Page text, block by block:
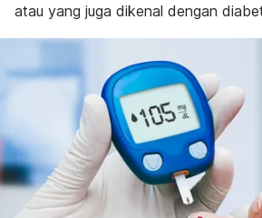
atau yang juga dikenal dengan